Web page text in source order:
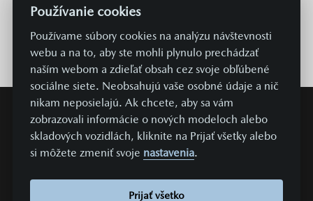
na všetkých predajných miestach MAZDA v rámci celej
SEDAN &
SUV
Používanie cookies
Používame súbory cookies na analýzu návštevnosti
webu a na to, aby ste mohli plynulo prechádzať
naším webom a zdieľať obsah cez svoje obľúbené
sociálne siete. Neobsahujú vaše osobné údaje a nič
nikam neposielajú. Ak chcete, aby sa vám
zobrazovali informácie o nových modeloch alebo
skladových vozidlách, kliknite na Prijať všetky alebo
si môžete zmeniť svoje nastavenia.
Prijať všetko